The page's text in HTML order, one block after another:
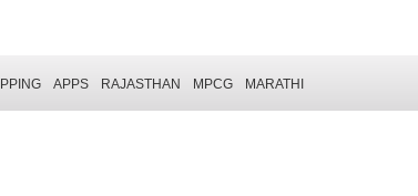
APPS RAJASTHAN MPCG MARATHI